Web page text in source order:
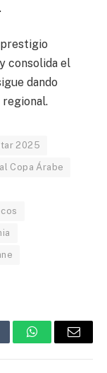
consolida el
dando
2025
Copa Árabe
WhatsAppEmail